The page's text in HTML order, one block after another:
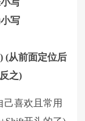
写
写
(从前面定位后
之)
己喜欢且常用